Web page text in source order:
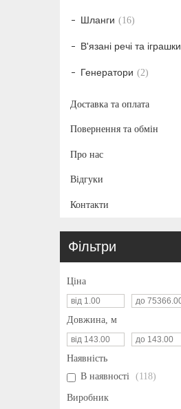
Шланги 16
В'язані речі та іграшки
Генератори 2
Доставка та оплата
Повернення та обмін
Про нас
Відгуки
Контакти
Фільтри
Ціна
Довжина, м
Наявність
В наявності
118
Виробник